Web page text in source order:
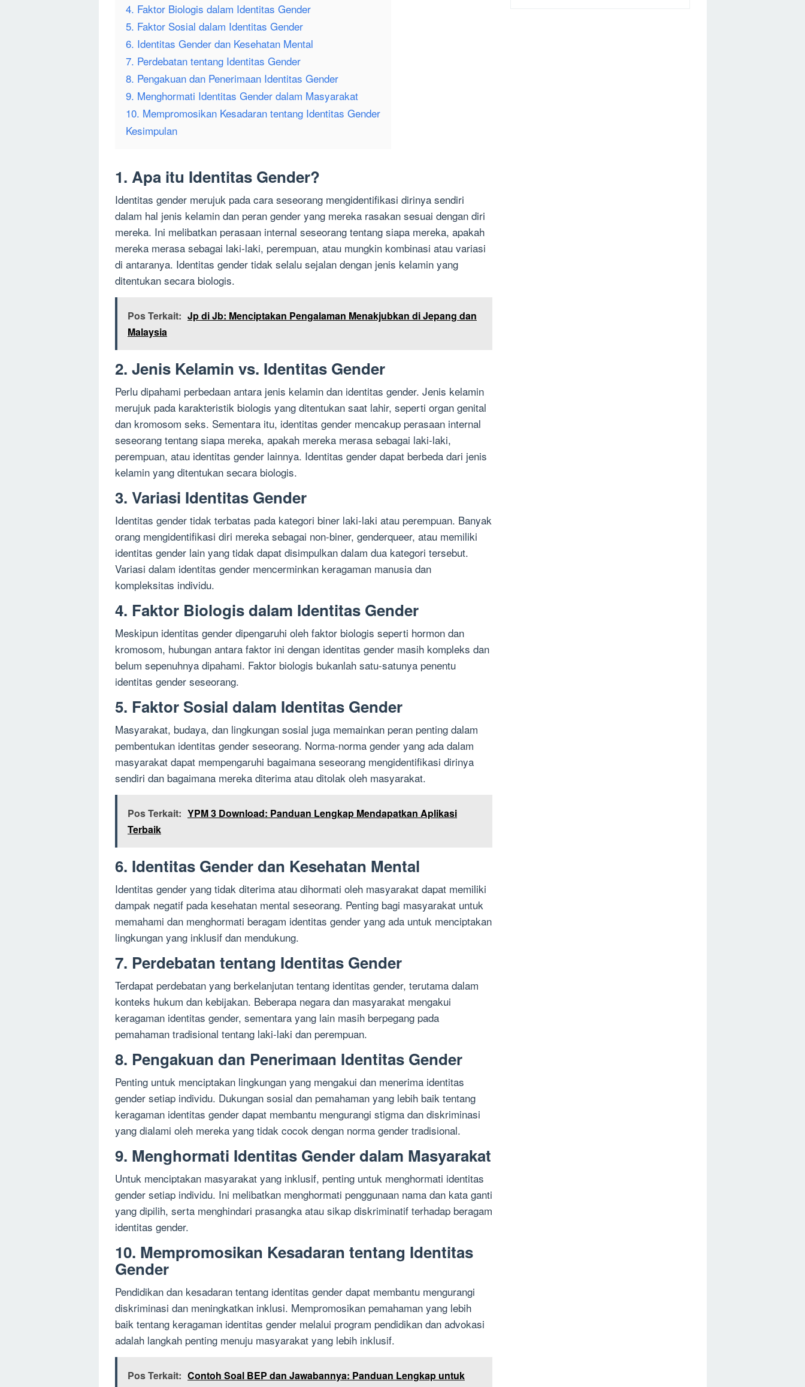
4. Faktor Biologis dalam Identitas Gender
5. Faktor Sosial dalam Identitas Gender
6. Identitas Gender dan Kesehatan Mental
7. Perdebatan tentang Identitas Gender
8. Pengakuan dan Penerimaan Identitas Gender
9. Menghormati Identitas Gender dalam Masyarakat
10. Mempromosikan Kesadaran tentang Identitas Gender
Kesimpulan
1. Apa itu Identitas Gender?
Identitas gender merujuk pada cara seseorang mengidentifikasi dirinya sendiri
dalam hal jenis kelamin dan peran gender yang mereka rasakan sesuai dengan diri
mereka. Ini melibatkan perasaan internal seseorang tentang siapa mereka, apakah
mereka merasa sebagai laki-laki, perempuan, atau mungkin kombinasi atau variasi
di antaranya. Identitas gender tidak selalu sejalan dengan jenis kelamin yang
ditentukan secara biologis.
Pos Terkait: Jp di Jb: Menciptakan Pengalaman Menakjubkan di Jepang dan
Malaysia
2. Jenis Kelamin vs. Identitas Gender
Perlu dipahami perbedaan antara jenis kelamin dan identitas gender. Jenis kelamin
merujuk pada karakteristik biologis yang ditentukan saat lahir, seperti organ genital
dan kromosom seks. Sementara itu, identitas gender mencakup perasaan internal
seseorang tentang siapa mereka, apakah mereka merasa sebagai laki-laki,
perempuan, atau identitas gender lainnya. Identitas gender dapat berbeda dari jenis
kelamin yang ditentukan secara biologis.
3. Variasi Identitas Gender
Identitas gender tidak terbatas pada kategori biner laki-laki atau perempuan. Banyak
orang mengidentifikasi diri mereka sebagai non-biner, genderqueer, atau memiliki
identitas gender lain yang tidak dapat disimpulkan dalam dua kategori tersebut.
Variasi dalam identitas gender mencerminkan keragaman manusia dan
kompleksitas individu.
4. Faktor Biologis dalam Identitas Gender
Meskipun identitas gender dipengaruhi oleh faktor biologis seperti hormon dan
kromosom, hubungan antara faktor ini dengan identitas gender masih kompleks dan
belum sepenuhnya dipahami. Faktor biologis bukanlah satu-satunya penentu
identitas gender seseorang.
5. Faktor Sosial dalam Identitas Gender
Masyarakat, budaya, dan lingkungan sosial juga memainkan peran penting dalam
pembentukan identitas gender seseorang. Norma-norma gender yang ada dalam
masyarakat dapat mempengaruhi bagaimana seseorang mengidentifikasi dirinya
sendiri dan bagaimana mereka diterima atau ditolak oleh masyarakat.
Pos Terkait: YPM 3 Download: Panduan Lengkap Mendapatkan Aplikasi
Terbaik
6. Identitas Gender dan Kesehatan Mental
Identitas gender yang tidak diterima atau dihormati oleh masyarakat dapat memiliki
dampak negatif pada kesehatan mental seseorang. Penting bagi masyarakat untuk
memahami dan menghormati beragam identitas gender yang ada untuk menciptakan
lingkungan yang inklusif dan mendukung.
7. Perdebatan tentang Identitas Gender
Terdapat perdebatan yang berkelanjutan tentang identitas gender, terutama dalam
konteks hukum dan kebijakan. Beberapa negara dan masyarakat mengakui
keragaman identitas gender, sementara yang lain masih berpegang pada
pemahaman tradisional tentang laki-laki dan perempuan.
8. Pengakuan dan Penerimaan Identitas Gender
Penting untuk menciptakan lingkungan yang mengakui dan menerima identitas
gender setiap individu. Dukungan sosial dan pemahaman yang lebih baik tentang
keragaman identitas gender dapat membantu mengurangi stigma dan diskriminasi
yang dialami oleh mereka yang tidak cocok dengan norma gender tradisional.
9. Menghormati Identitas Gender dalam Masyarakat
Untuk menciptakan masyarakat yang inklusif, penting untuk menghormati identitas
gender setiap individu. Ini melibatkan menghormati penggunaan nama dan kata ganti
yang dipilih, serta menghindari prasangka atau sikap diskriminatif terhadap beragam
identitas gender.
10. Mempromosikan Kesadaran tentang Identitas
Gender
Pendidikan dan kesadaran tentang identitas gender dapat membantu mengurangi
diskriminasi dan meningkatkan inklusi. Mempromosikan pemahaman yang lebih
baik tentang keragaman identitas gender melalui program pendidikan dan advokasi
adalah langkah penting menuju masyarakat yang lebih inklusif.
Pos Terkait: Contoh Soal BEP dan Jawabannya: Panduan Lengkap untuk